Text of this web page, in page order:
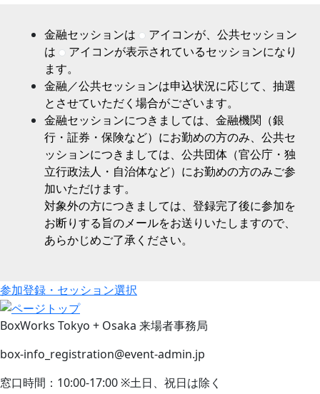
金融セッションは
アイコンが、公共セッション
は
アイコンが表示されているセッションになり
ます。
金融／公共セッションは申込状況に応じて、抽選
とさせていただく場合がございます。
金融セッションにつきましては、金融機関（銀
行・証券・保険など）にお勤めの方のみ、公共セ
ッションにつきましては、公共団体（官公庁・独
立行政法人・自治体など）にお勤めの方のみご参
加いただけます。
対象外の方につきましては、登録完了後に参加を
お断りする旨のメールをお送りいたしますので、
あらかじめご了承ください。
参加登録・セッション選択
BoxWorks Tokyo + Osaka 来場者事務局
box-info_registration@event-admin.jp
窓口時間：10:00-17:00 ※土日、祝日は除く